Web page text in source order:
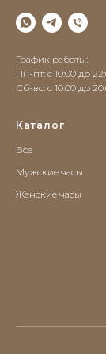
График работы:
Пн-пт: с 10:00 до
Сб-вс: c 10:00 до
Каталог
Все
Мужские часы
Женские часы